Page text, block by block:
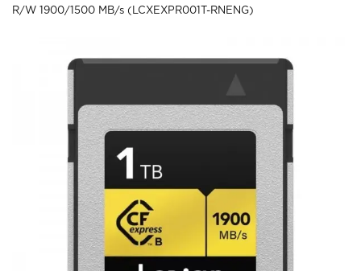
R/W 1900/1500 MB/s (LCXEXPR001T-RNENG)